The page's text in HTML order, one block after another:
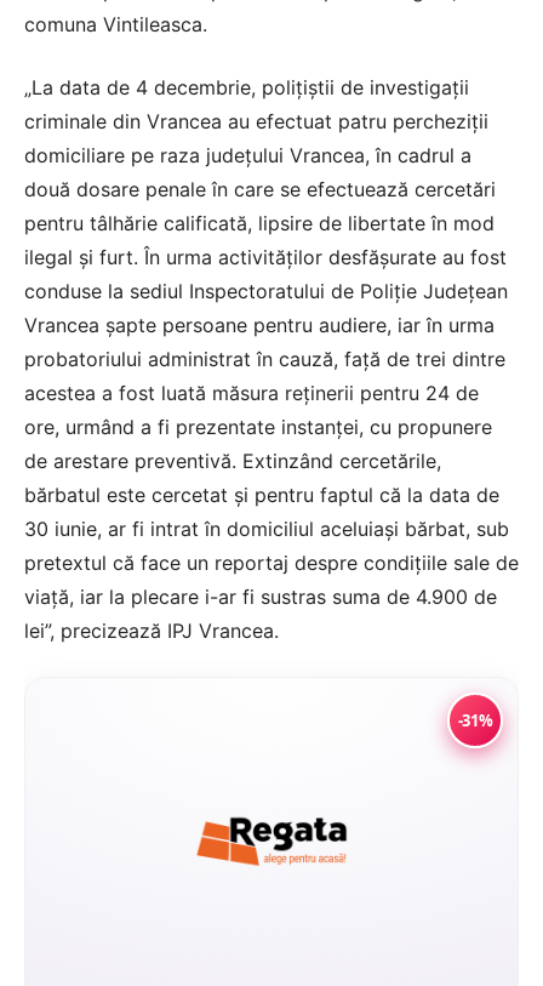
comuna Vintileasca.
„La data de 4 decembrie, poliţiştii de investigaţii
criminale din Vrancea au efectuat patru percheziţii
domiciliare pe raza judeţului Vrancea, în cadrul a
două dosare penale în care se efectuează cercetări
pentru tâlhărie calificată, lipsire de libertate în mod
ilegal şi furt. În urma activităţilor desfăşurate au fost
conduse la sediul Inspectoratului de Poliţie Judeţean
Vrancea şapte persoane pentru audiere, iar în urma
probatoriului administrat în cauză, faţă de trei dintre
acestea a fost luată măsura reţinerii pentru 24 de
ore, urmând a fi prezentate instanţei, cu propunere
de arestare preventivă. Extinzând cercetările,
bărbatul este cercetat şi pentru faptul că la data de
30 iunie, ar fi intrat în domiciliul aceluiaşi bărbat, sub
pretextul că face un reportaj despre condiţiile sale de
viaţă, iar la plecare i-ar fi sustras suma de 4.900 de
lei”, precizează IPJ Vrancea.
-31%